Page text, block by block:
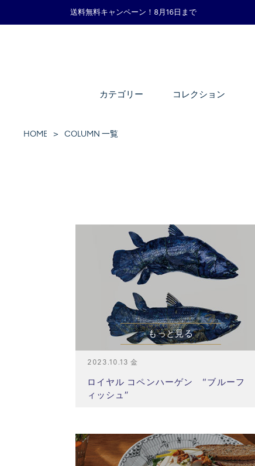
送料無料キャンペーン！8月16日まで
カテゴリー コレクション
HOME COLUMN 一覧
もっと見る
2023.10.13 金
ロイヤル コペンハーゲン “ブルーフ
ィッシュ”